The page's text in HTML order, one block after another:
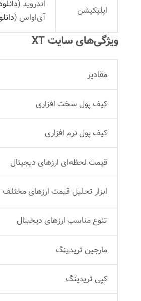
اپلیکیشن
اندروید (
آی‌او‌اس (
ویژگی‌های سایت XT
مقادیر
کیف پول سخت افزاری
کیف پول نرم افزاری
قیمت لحظه‌ای ارزهای دیجیتال
ابزار تحلیل قیمت ارزهای مختلف
تنوع مناسب ارزهای دیجیتال
مارجین ‌تریدینگ
کپی تریدینگ